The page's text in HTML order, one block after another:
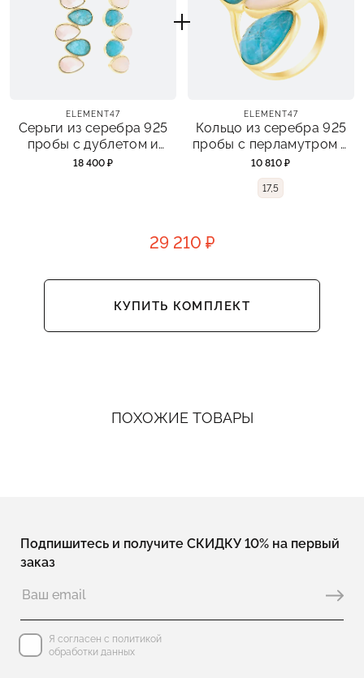
ELEMENT47
Серьги из серебра 925
пробы с дублетом и
перламутром
18 400 ₽
ELEMENT47
Кольцо из серебра 925
пробы с перламутром и
дублетом
10 810 ₽
17,5
29 210 ₽
КУПИТЬ КОМПЛЕКТ
ПОХОЖИЕ ТОВАРЫ
Подпишитесь и получите СКИДКУ 10% на первый
заказ
Я согласен с политикой
обработки данных